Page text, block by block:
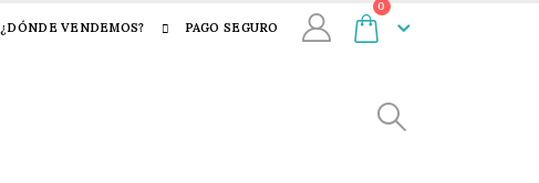
¿DÓNDE VENDEMOS? PAGO SEGURO
0